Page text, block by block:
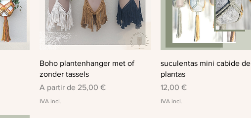
Visualização rápida
Boho plantenhanger met of
zonder tassels
A partir de 25,00 €
Preço promocional
IVA incl.
Visualização rápida
suculentas mini cabide de
plantas
Preço
12,00 €
IVA incl.